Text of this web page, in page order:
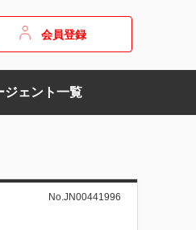
会員登録
ジェント一覧
No.JN00441996